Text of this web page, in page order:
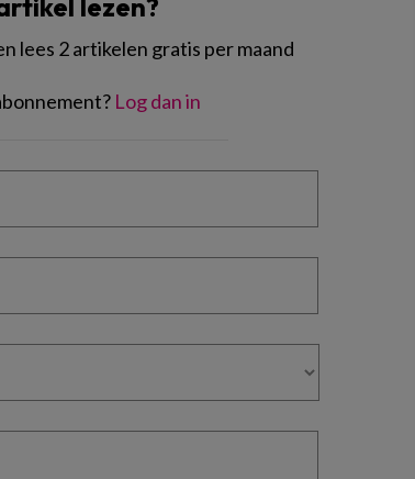
lezen?
lees 2 artikelen gratis per maand
Log dan in